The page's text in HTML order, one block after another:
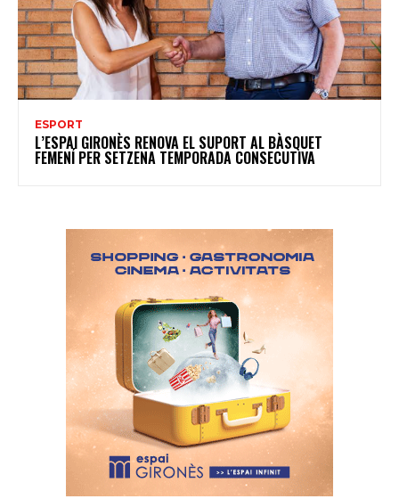
ESPORT
L’ESPAI GIRONÈS RENOVA EL SUPORT AL BÀSQUET
FEMENÍ PER SETZENA TEMPORADA CONSECUTIVA